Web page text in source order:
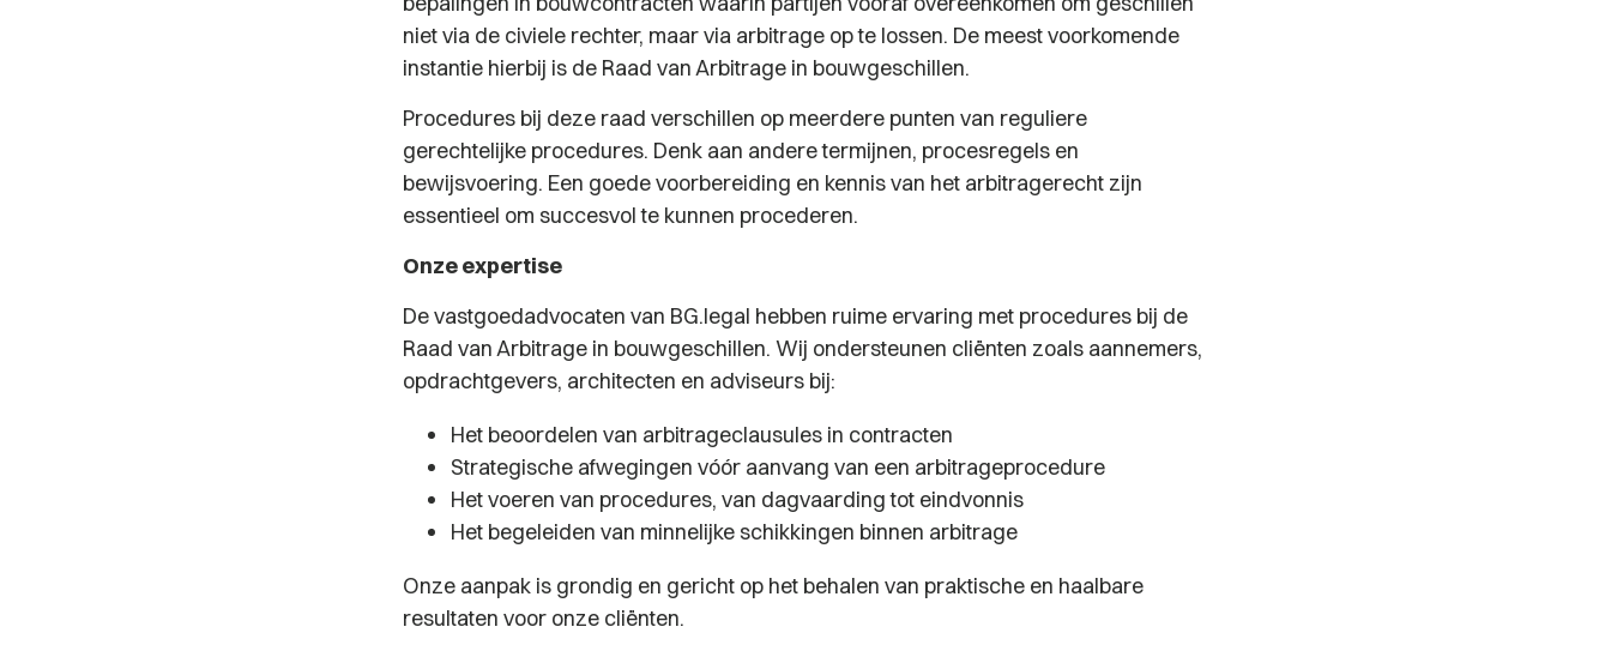
niet via de civiele rechter, maar via arbitrage op te lossen. De meest voorkomende
instantie hierbij is de Raad van Arbitrage in bouwgeschillen.
Procedures bij deze raad verschillen op meerdere punten van reguliere
gerechtelijke procedures. Denk aan andere termijnen, procesregels en
bewijsvoering. Een goede voorbereiding en kennis van het arbitragerecht zijn
essentieel om succesvol te kunnen procederen.
Onze expertise
De vastgoedadvocaten van BG.legal hebben ruime ervaring met procedures bij de
Raad van Arbitrage in bouwgeschillen. Wij ondersteunen cliënten zoals aannemers,
opdrachtgevers, architecten en adviseurs bij:
Het beoordelen van arbitrageclausules in contracten
Strategische afwegingen vóór aanvang van een arbitrageprocedure
Het voeren van procedures, van dagvaarding tot eindvonnis
Het begeleiden van minnelijke schikkingen binnen arbitrage
Onze aanpak is grondig en gericht op het behalen van praktische en haalbare
resultaten voor onze cliënten.